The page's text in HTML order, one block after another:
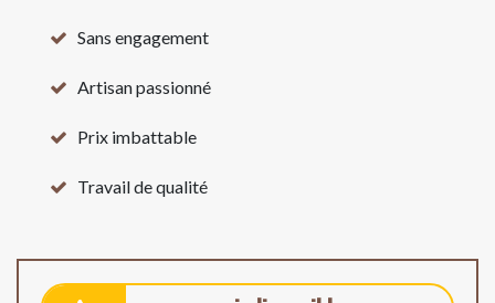
Sans engagement
Artisan passionné
Prix imbattable
Travail de qualité